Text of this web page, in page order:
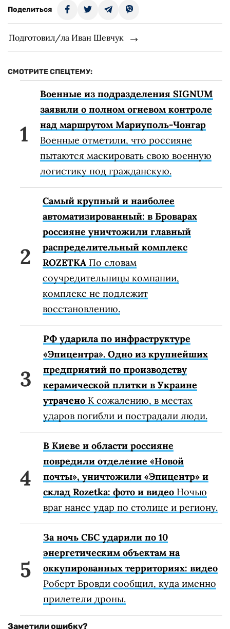
Поделиться
Подготовил/ла Иван Шевчук
СМОТРИТЕ СПЕЦТЕМУ:
Военные из подразделения SIGNUM
заявили о полном огневом контроле
над маршрутом Мариуполь-Чонгар
Военные отметили, что россияне
пытаются маскировать свою военную
логистику под гражданскую.
Самый крупный и наиболее
автоматизированный: в Броварах
россияне уничтожили главный
распределительный комплекс
ROZETKA По словам
соучредительницы компании,
комплекс не подлежит
восстановлению.
РФ ударила по инфраструктуре
«Эпицентра». Одно из крупнейших
предприятий по производству
керамической плитки в Украине
утрачено К сожалению, в местах
ударов погибли и пострадали люди.
В Киеве и области россияне
повредили отделение «Новой
почты», уничтожили «Эпицентр» и
склад Rozetka: фото и видео Ночью
враг нанес удар по столице и региону.
За ночь СБС ударили по 10
энергетическим объектам на
оккупированных территориях: видео
Роберт Бровди сообщил, куда именно
прилетели дроны.
Заметили ошибку?